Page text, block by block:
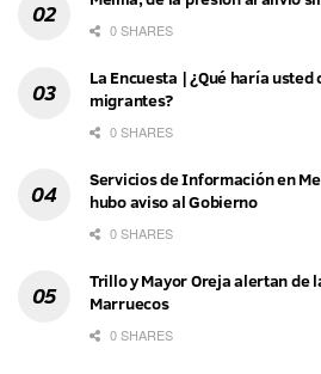
0 SHARES
La Encuesta | ¿Qué haría
migrantes?
0 SHARES
Servicios de Información en
hubo aviso al Gobierno
0 SHARES
Trillo y Mayor Oreja alertan de
Marruecos
0 SHARES